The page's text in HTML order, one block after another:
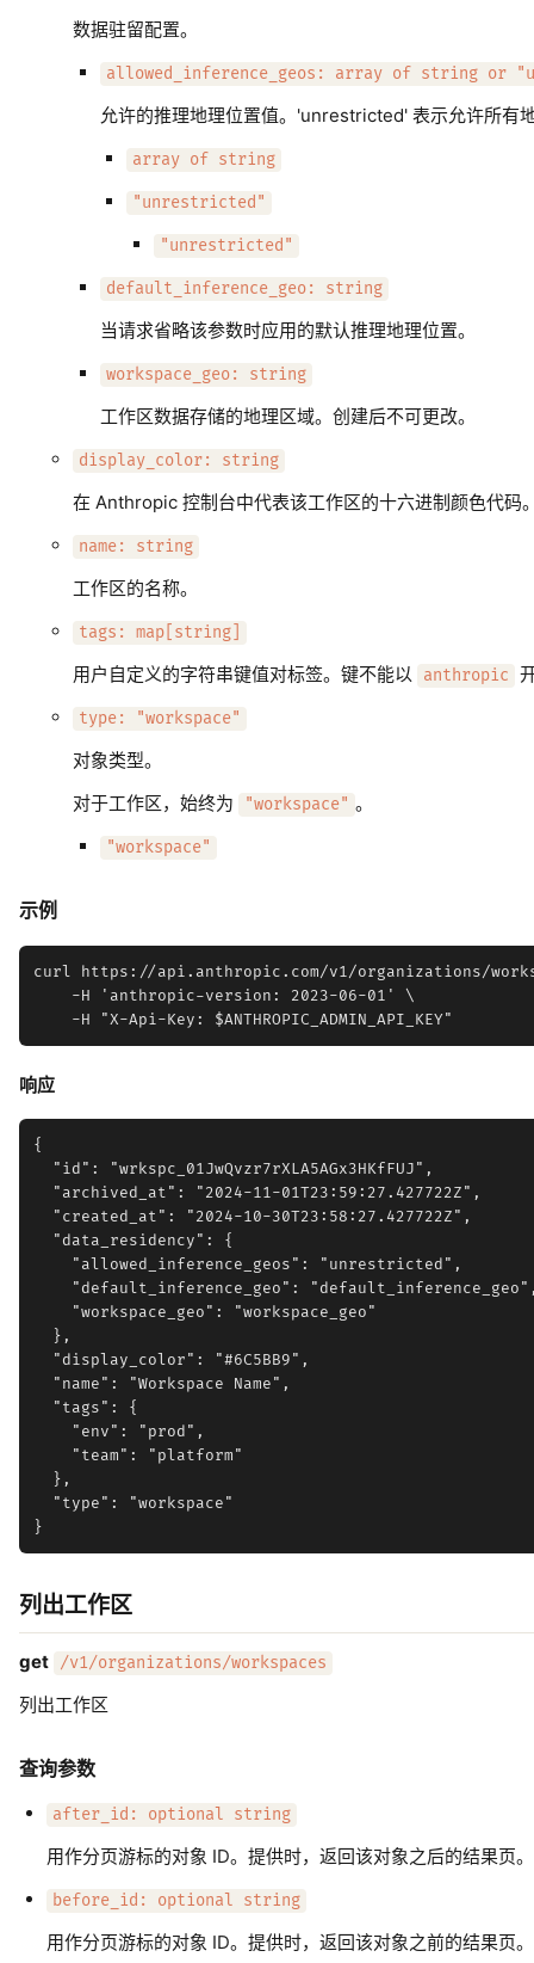
数据驻留配置。
allowed_inference_geos: array of string or
允许的推理地理位置值。'unrestricted' 表示允许所有
array of string
"unrestricted"
"unrestricted"
default_inference_geo: string
当请求省略该参数时应用的默认推理地理位置。
workspace_geo: string
工作区数据存储的地理区域。创建后不可更改。
display_color: string
在 Anthropic 控制台中代表该工作区的十六进制颜色代码
name: string
工作区的名称。
tags: map[string]
用户自定义的字符串键值对标签。键不能以 anthropic
type: "workspace"
对象类型。
对于工作区，始终为
"workspace" 。
"workspace"
示例
curl https://api.anthropic.com/v1/organizations/
    -H 'anthropic-version: 2023-06-01' \
响应
{
  "id": "wrkspc_01JwQvzr7rXLA5AGx3HKfFUJ",
  "archived_at": "2024-11-01T23:59:27.427722Z",
  "created_at": "2024-10-30T23:58:27.427722Z",
  "data_residency": {
    "allowed_inference_geos": "unrestricted",
"default_inference_geo":
    "workspace_geo": "workspace_geo"
  },
  "display_color": "#6C5BB9",
  "name": "Workspace Name",
  "tags": {
    "env": "prod",
    "team": "platform"
  },
  "type": "workspace"
列出工作区
get /v1/organizations/workspaces
列出工作区
查询参数
after_id: optional string
用作分页游标的对象 ID。提供时，返回该对象之后的结果页。
before_id: optional string
用作分页游标的对象 ID。提供时，返回该对象之前的结果页。